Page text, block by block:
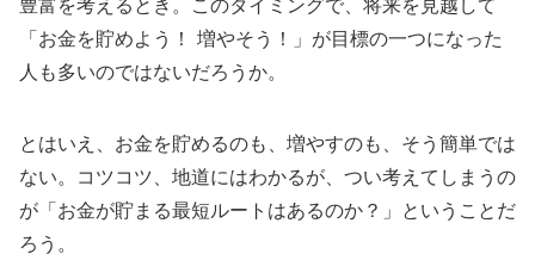
豊富を考えるとき。このタイミングで、将来を見越して
「お金を貯めよう！ 増やそう！」が目標の一つになった
人も多いのではないだろうか。
とはいえ、お金を貯めるのも、増やすのも、そう簡単では
ない。コツコツ、地道にはわかるが、つい考えてしまうの
が「お金が貯まる最短ルートはあるのか？」ということだ
ろう。